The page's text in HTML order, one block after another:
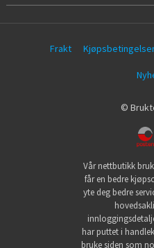
Frakt
©
Vår nettbutikk
får en bedre
yte deg bedre
har puttet i
bruke siden som